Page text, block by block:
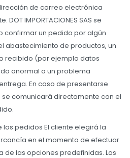
de correo electrónica
IMPORTACIONES SAS se
confirmar un pedido por algún
abastecimiento de productos, un
recibido (por ejemplo datos
anormal o un problema
En caso de presentarse
comunicará directamente con el
pedidos El cliente elegirá la
en el momento de efectuar
de las opciones predefinidas. Las